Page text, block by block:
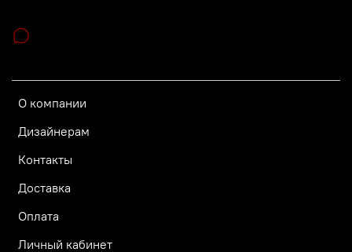
О компании
Дизайнерам
Контакты
Доставка
Оплата
Личный кабинет